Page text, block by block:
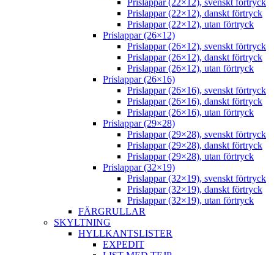
Prislappar (22×12), svenskt förtryck
Prislappar (22×12), danskt förtryck
Prislappar (22×12), utan förtryck
Prislappar (26×12)
Prislappar (26×12), svenskt förtryck
Prislappar (26×12), danskt förtryck
Prislappar (26×12), utan förtryck
Prislappar (26×16)
Prislappar (26×16), svenskt förtryck
Prislappar (26×16), danskt förtryck
Prislappar (26×16), utan förtryck
Prislappar (29×28)
Prislappar (29×28), svenskt förtryck
Prislappar (29×28), danskt förtryck
Prislappar (29×28), utan förtryck
Prislappar (32×19)
Prislappar (32×19), svenskt förtryck
Prislappar (32×19), danskt förtryck
Prislappar (32×19), utan förtryck
FÄRGRULLAR
SKYLTNING
HYLLKANTSLISTER
EXPEDIT